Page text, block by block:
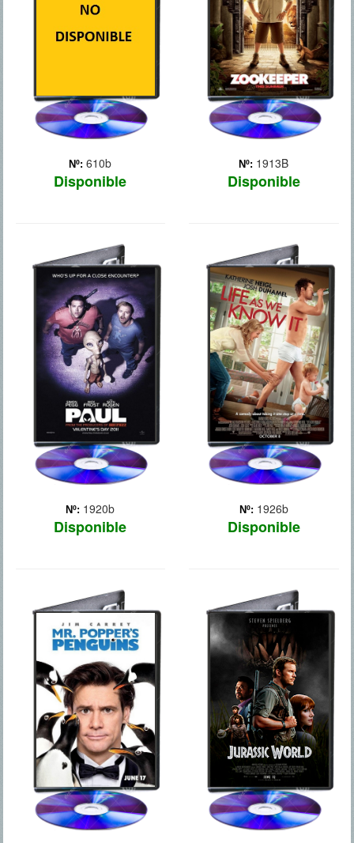
Nº: 610b
Disponible
Nº: 1913B
Disponible
Nº: 1920b
Disponible
PAUL
Nº: 1926b
Disponible
COMO LA VIDA
MISMA
LOS
PINGUIENOS DEL SR.
POKER
RESACON2